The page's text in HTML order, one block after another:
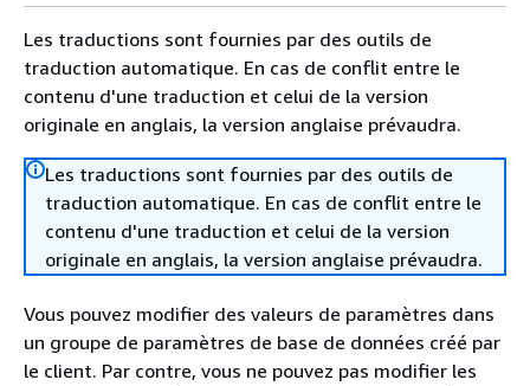
Les traductions sont fournies par des outils de
traduction automatique. En cas de conflit entre le
contenu d'une traduction et celui de la version
originale en anglais, la version anglaise prévaudra.
Les traductions sont fournies par des outils de
traduction automatique. En cas de conflit entre le
contenu d'une traduction et celui de la version
originale en anglais, la version anglaise prévaudra.
Vous pouvez modifier des valeurs de paramètres dans
un groupe de paramètres de base de données créé par
le client. Par contre, vous ne pouvez pas modifier les